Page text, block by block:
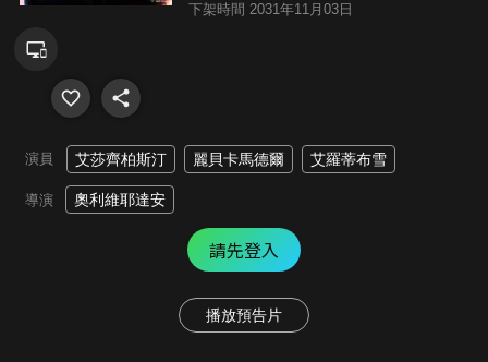
下架時間 2031年11月03日
演員 艾莎齊柏斯汀 麗貝卡馬德爾 艾羅蒂布雪
導演 奧利維耶達安
請先登入
播放預告片